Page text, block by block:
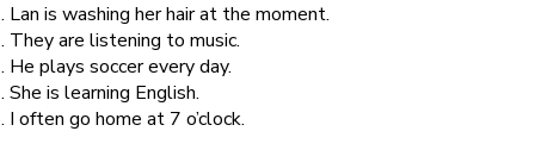
Lan is washing her hair at the moment.
They are listening to music.
He plays soccer every day.
She is learning English.
I often go home at 7 o’clock.